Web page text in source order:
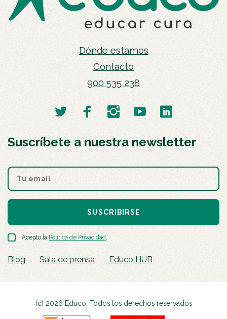
Dónde estamos
Contacto
900 535 238
Suscríbete a nuestra newsletter
SUSCRIBIRSE
Acepto la Política de Privacidad.
Blog Sala de prensa Educo HUB
(c) 2026 Educo. Todos los derechos reservados